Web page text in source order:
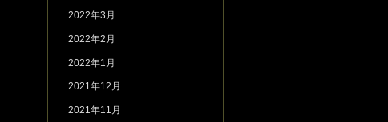
2022年3月
2022年2月
2022年1月
2021年12月
2021年11月